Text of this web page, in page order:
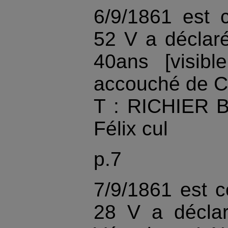
6/9/1861 est
52 V a
40ans
accouché de
T : RICHIER
Félix cul
p.7
7/9/1861 est
28 V a